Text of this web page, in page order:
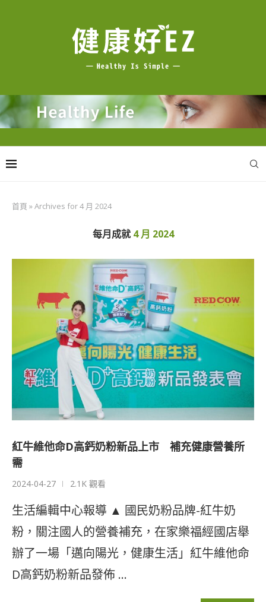
首頁 »Archives for 4 月 2024
每月成就4 月 2024
紅牛維他命D高鈣奶粉新品上市 補充健康營養所
需
2024-04-27 2.1K 觀看
生活編輯中心報導 ▲ 國民奶粉品牌-紅牛奶
粉，關注國人的營養補充，在家樂福經國店舉
辦了一場「邁向陽光，健康生活」紅牛維他命
D高鈣奶粉新品發佈 …